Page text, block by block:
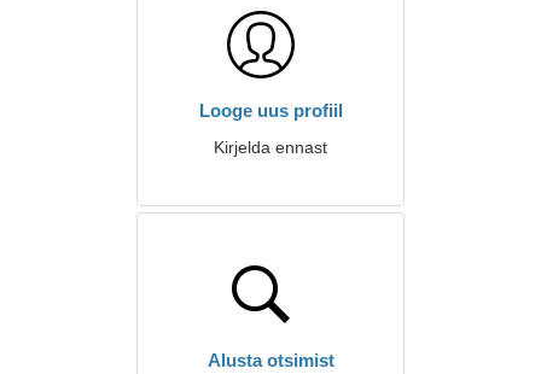
Looge uus profiil
Kirjelda ennast
Alusta otsimist